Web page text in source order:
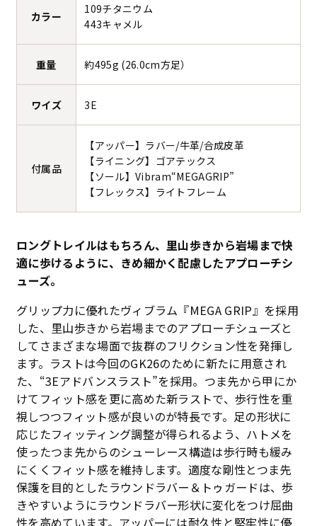
カラー
109チタニウム
443キャメル
重量 約495g (26.0cm方足）
ワイズ 3E
付属品
【アッパー】ラバー/牛革/合成皮革
【ライニング】ゴアテックス
【ソール】Vibram“MEGAGRIP”
【フレックス】ライトフレーム
ロングトレイルはもちろん、里山歩きから岩場まで快
適に歩けるように、きめ細かく配慮したアプローチシ
ューズ。
グリップ力に優れたヴィブラム『MEGA GRIP』を採用
した、里山歩きから岩場までのアプローチシューズと
してさまざまな場面で抜群のフリクション性を発揮し
ます。ラストは今回のGK26のために新たに用意され
た、“3Eアドバンスラスト”を採用。つま先から甲にか
けてフィット感を更に高めた新ラストで、歩行性を重
視しつつフィット感が良いのが特長です。足の形状に
応じたフィッティング調整が得られるよう、ハトメを
使ったつま先からのシューレース構造は歩行時も緩み
にくくフィット感を維持します。適度な剛性とつま先
保護を目的としたラウンドラバー＆トゥガードは、歩
きやすいようにラウンドラバー形状に変化をつけ屈曲